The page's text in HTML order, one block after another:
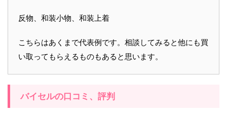
反物、和装小物、和装上着
こちらはあくまで代表例です。相談してみると他にも買
い取ってもらえるものもあると思います。
バイセルの口コミ、評判